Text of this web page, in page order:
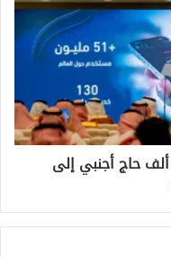
وزير الحج: وصول أكثر من 860 ألف حاج أجنبي إلى